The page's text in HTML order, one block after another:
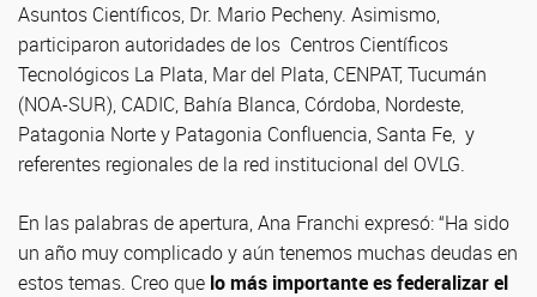
Asuntos Científicos, Dr. Mario Pecheny. Asimismo,
participaron autoridades de los Centros Científicos
Tecnológicos La Plata, Mar del Plata, CENPAT, Tucumán
(NOA-SUR), CADIC, Bahía Blanca, Córdoba, Nordeste,
Patagonia Norte y Patagonia Confluencia, Santa Fe, y
referentes regionales de la red institucional del OVLG.
En las palabras de apertura, Ana Franchi expresó: “Ha sido
un año muy complicado y aún tenemos muchas deudas en
estos temas. Creo que lo más importante es federalizar el